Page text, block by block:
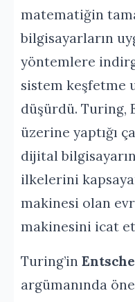
matematiğin
bilgisayarların
yöntemlere
sistem keşfetme
düşürdü. Turing,
üzerine yaptığı
dijital
ilkelerini
makinesi olan
makinesini icat
Turing’in
argümanında